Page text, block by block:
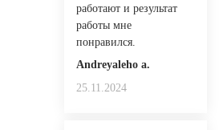
работают и результат
работы мне
понравился.
Andreyaleho a.
25.11.2024